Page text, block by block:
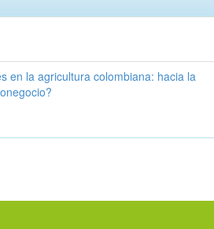
en la agricultura colombiana: hacia la